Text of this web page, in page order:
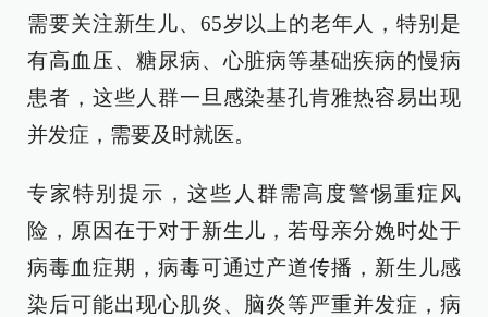
需要关注新生儿、65岁以上的老年人，特别是
有高血压、糖尿病、心脏病等基础疾病的慢病
患者，这些人群一旦感染基孔肯雅热容易出现
并发症，需要及时就医。
专家特别提示，这些人群需高度警惕重症风
险，原因在于对于新生儿，若母亲分娩时处于
病毒血症期，病毒可通过产道传播，新生儿感
染后可能出现心肌炎、脑炎等严重并发症，病